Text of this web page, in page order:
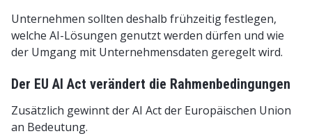
Unternehmen sollten deshalb frühzeitig festlegen,
welche AI-Lösungen genutzt werden dürfen und wie
der Umgang mit Unternehmensdaten geregelt wird.
Der EU AI Act verändert die Rahmenbedingungen
Zusätzlich gewinnt der AI Act der Europäischen Union
an Bedeutung.